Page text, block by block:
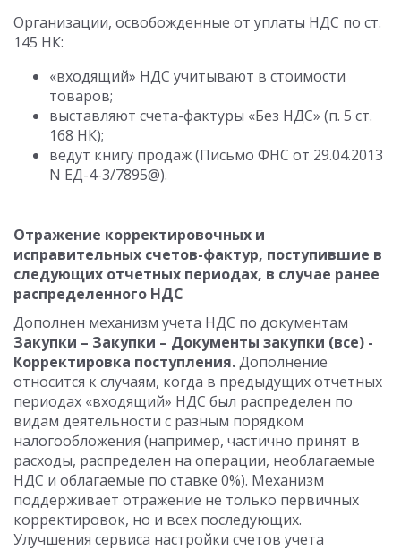
Организации, освобожденные от уплаты НДС по ст.
145 НК:
«входящий» НДС учитывают в стоимости
товаров;
выставляют счета-фактуры «Без НДС» (п. 5 ст.
168 НК);
ведут книгу продаж (Письмо ФНС от 29.04.2013
N ЕД-4-3/7895@).
Отражение корректировочных и
исправительных счетов-фактур, поступившие в
следующих отчетных периодах, в случае ранее
распределенного НДС
Дополнен механизм учета НДС по документам
Закупки – Закупки – Документы закупки (все) -
Корректировка поступления.Дополнение
относится к случаям, когда в предыдущих отчетных
периодах «входящий» НДС был распределен по
видам деятельности с разным порядком
налогообложения (например, частично принят в
расходы, распределен на операции, необлагаемые
НДС и облагаемые по ставке 0%). Механизм
поддерживает отражение не только первичных
корректировок, но и всех последующих.
Улучшения сервиса настройки счетов учета